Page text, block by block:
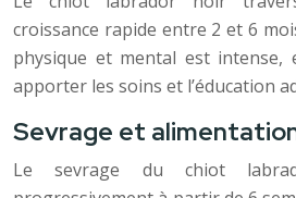
croissance rapide entre 2 et 6
physique et mental est
apporter les soins et l’éducation
Sevrage et
Le sevrage du chiot